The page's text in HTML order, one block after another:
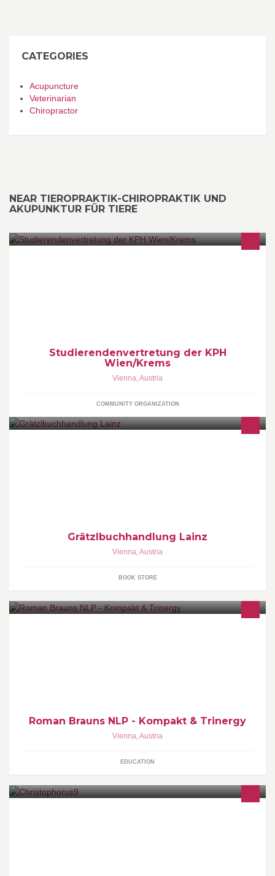
CATEGORIES
Acupuncture
Veterinarian
Chiropractor
NEAR TIEROPRAKTIK-CHIROPRAKTIK UND
AKUPUNKTUR FÜR TIERE
Studierendenvertretung der KPH
Wien/Krems
Vienna,Austria
COMMUNITY ORGANIZATION
Grätzlbuchhandlung Lainz
Vienna,Austria
BOOK STORE
Roman Brauns NLP - Kompakt & Trinergy
Vienna,Austria
EDUCATION